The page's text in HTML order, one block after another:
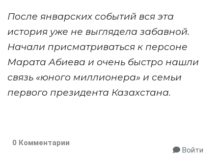
После январских событий вся эта
история уже не выглядела забавной.
Начали присматриваться к персоне
Марата Абиева и очень быстро нашли
связь «юного миллионера» и семьи
первого президента Казахстана.
0 Комментарии
Войти